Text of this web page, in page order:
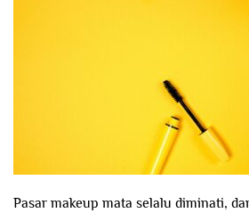
Pasar makeup mata selalu diminati,